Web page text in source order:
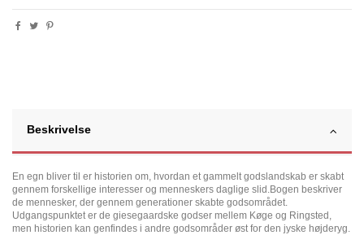
Beskrivelse
En egn bliver til er historien om, hvordan et gammelt godslandskab er skabt
gennem forskellige interesser og menneskers daglige slid.Bogen beskriver
de mennesker, der gennem generationer skabte godsområdet.
Udgangspunktet er de giesegaardske godser mellem Køge og Ringsted,
men historien kan genfindes i andre godsområder øst for den jyske højderyg.